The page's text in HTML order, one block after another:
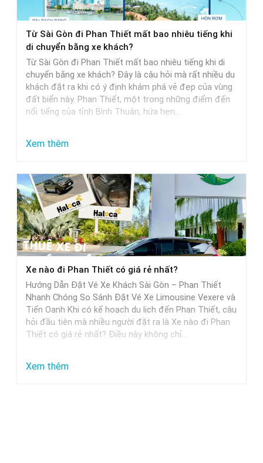
Thiết
Khởi
Hành
Nhất
Từ Sài Gòn đi Phan Thiết mất bao nhiêu tiếng khi
di chuyển bằng xe khách?
Từ Sài Gòn đi Phan Thiết mất bao nhiêu tiếng khi di
chuyển bằng xe khách? Đây là câu hỏi mà rất nhiều du
khách đặt ra khi có ý định khám phá vẻ đẹp của vùng
đất biển này. Phan Thiết, một trong những điểm đến
nổi tiếng của tỉnh Bình Thuận, hứa hẹn…
Xem thêm:
Sài
Gòn
đi
Phan
Thiết
mất
bao
nhiêu
tiếng
khi
di
Xe nào đi Phan Thiết có giá rẻ nhất?
Hướng Dẫn Đặt Vé Xe Khách Sài Gòn – Phan Thiết
Nhanh Chóng So Sánh Đặt Vé Xe Limousine Vexere và
Tiến Oanh Khi có kế hoạch du lịch đến Phan Thiết, câu
hỏi đầu tiên mà nhiều người đặt ra là Xe nào đi Phan
Thiết có giá rẻ nhất? Điều này không chỉ…
Xem thêm: